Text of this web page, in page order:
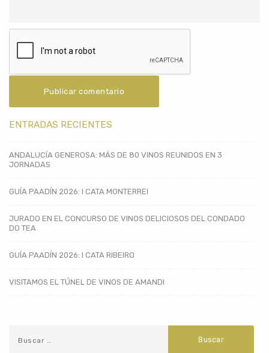
ENTRADAS RECIENTES
ANDALUCÍA GENEROSA: MÁS DE 80 VINOS REUNIDOS EN 3
JORNADAS
GUÍA PAADÍN 2026: I CATA MONTERREI
JURADO EN EL CONCURSO DE VINOS DELICIOSOS DEL CONDADO
DO TEA
GUÍA PAADÍN 2026: I CATA RIBEIRO
VISITAMOS EL TÚNEL DE VINOS DE AMANDI